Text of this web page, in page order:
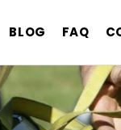
BLOG FAQ